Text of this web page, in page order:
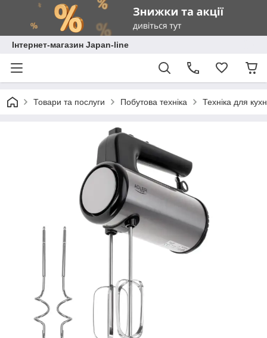
Інтернет-магазин Japan-line
Товари та послуги Побутова техніка Техніка для